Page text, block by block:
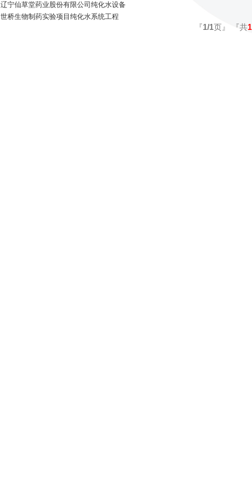
辽宁仙草堂药业股份有限公司纯化水设备
世桥生物制药实验项目纯化水系统工程
『1/1页』 『共